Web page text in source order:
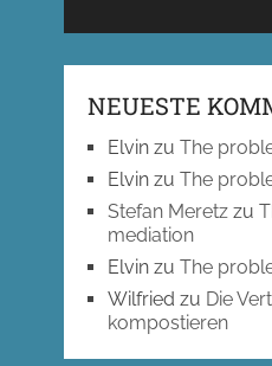
NEUESTE
Elvinzu The
Elvinzu The
Stefan Meretzzu
mediation
Elvinzu The
Wilfried zu Die
kompostieren